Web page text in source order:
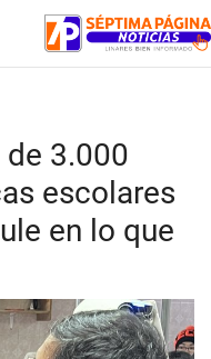
3.000
escolares
en lo que